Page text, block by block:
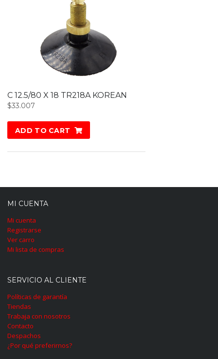
C 12.5/80 X 18 TR218A KOREAN
$33.007
ADD TO CART
MI CUENTA
Mi cuenta
Registrarse
Ver carro
Mi lista de compras
SERVICIO AL CLIENTE
Políticas de garantía
Tiendas
Trabaja con nosotros
Contacto
Despachos
¿Por qué preferirnos?